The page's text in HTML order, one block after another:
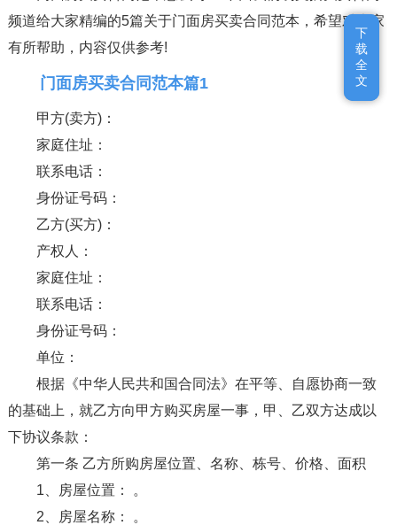
频道给大家精编的5篇关于门面房买卖合同范本，希望对大家
有所帮助，内容仅供参考!
门面房买卖合同范本篇1
甲方(卖方)：
家庭住址：
联系电话：
身份证号码：
乙方(买方)：
产权人：
家庭住址：
联系电话：
身份证号码：
单位：
根据《中华人民共和国合同法》在平等、自愿协商一致
的基础上，就乙方向甲方购买房屋一事，甲、乙双方达成以
下协议条款：
第一条 乙方所购房屋位置、名称、栋号、价格、面积
1、房屋位置： 。
2、房屋名称： 。
下
载
全
文
下
载
全
文